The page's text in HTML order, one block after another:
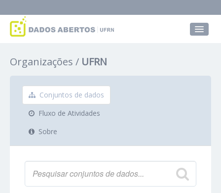
Grupos
Sobre
Organizações UFRN
Conjuntos de dados
Fluxo de Atividades
Sobre